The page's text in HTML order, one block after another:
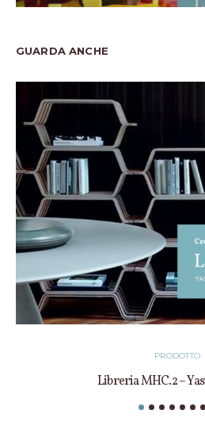
GUARDA ANCHE
PRODOTTO
Libreria MHC.2 –